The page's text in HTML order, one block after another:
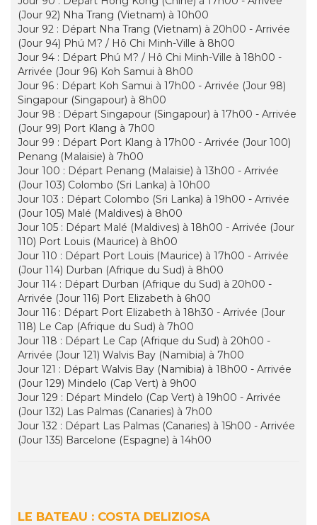
(Jour 92) Nha Trang (Vietnam) à 10h00
Jour 92 : Départ Nha Trang (Vietnam) à 20h00 - Arrivée
(Jour 94) Phú M? / Hô Chi Minh-Ville à 8h00
Jour 94 : Départ Phú M? / Hô Chi Minh-Ville à 18h00 -
Arrivée (Jour 96) Koh Samui à 8h00
Jour 96 : Départ Koh Samui à 17h00 - Arrivée (Jour 98)
Singapour (Singapour) à 8h00
Jour 98 : Départ Singapour (Singapour) à 17h00 - Arrivée
(Jour 99) Port Klang à 7h00
Jour 99 : Départ Port Klang à 17h00 - Arrivée (Jour 100)
Penang (Malaisie) à 7h00
Jour 100 : Départ Penang (Malaisie) à 13h00 - Arrivée
(Jour 103) Colombo (Sri Lanka) à 10h00
Jour 103 : Départ Colombo (Sri Lanka) à 19h00 - Arrivée
(Jour 105) Malé (Maldives) à 8h00
Jour 105 : Départ Malé (Maldives) à 18h00 - Arrivée (Jour
110) Port Louis (Maurice) à 8h00
Jour 110 : Départ Port Louis (Maurice) à 17h00 - Arrivée
(Jour 114) Durban (Afrique du Sud) à 8h00
Jour 114 : Départ Durban (Afrique du Sud) à 20h00 -
Arrivée (Jour 116) Port Elizabeth à 6h00
Jour 116 : Départ Port Elizabeth à 18h30 - Arrivée (Jour
118) Le Cap (Afrique du Sud) à 7h00
Jour 118 : Départ Le Cap (Afrique du Sud) à 20h00 -
Arrivée (Jour 121) Walvis Bay (Namibia) à 7h00
Jour 121 : Départ Walvis Bay (Namibia) à 18h00 - Arrivée
(Jour 129) Mindelo (Cap Vert) à 9h00
Jour 129 : Départ Mindelo (Cap Vert) à 19h00 - Arrivée
(Jour 132) Las Palmas (Canaries) à 7h00
Jour 132 : Départ Las Palmas (Canaries) à 15h00 - Arrivée
(Jour 135) Barcelone (Espagne) à 14h00
LE BATEAU : COSTA DELIZIOSA